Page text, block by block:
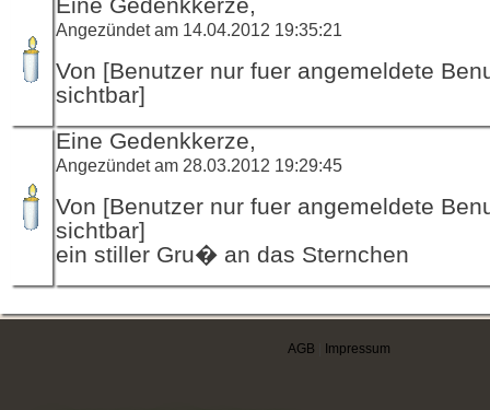
Eine Gedenkkerze,
Angezündet am 14.04.2012 19:35:21
Von [Benutzer nur fuer angemeldete
sichtbar]
Eine Gedenkkerze,
Angezündet am 28.03.2012 19:29:45
Von [Benutzer nur fuer angemeldete
sichtbar]
ein stiller Gru� an das Sternchen
AGB Impressum